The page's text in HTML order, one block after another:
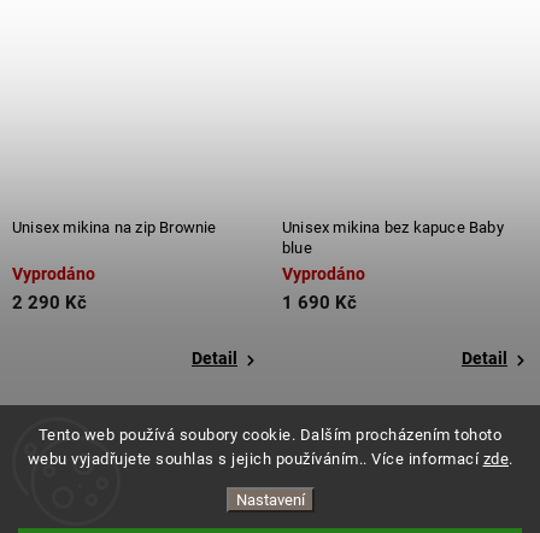
Tento web používá soubory cookie. Dalším procházením tohoto
webu vyjadřujete souhlas s jejich používáním.. Více informací zde.
Nastavení
Unisex mikina na zip Brownie
Vyprodáno
2 290 Kč
Detail
Unisex mikina bez kapuce Baby
blue
Vyprodáno
1 690 Kč
Detail